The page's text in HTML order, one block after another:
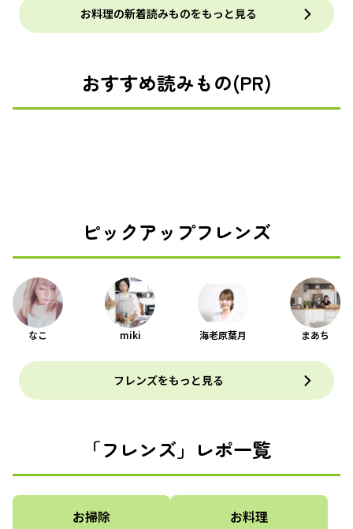
お料理の新着読みものをもっと見る
おすすめ読みもの(PR)
ピックアップフレンズ
なこ miki 海老原葉月 まあち
フレンズをもっと見る
「フレンズ」レポ一覧
お掃除 お料理